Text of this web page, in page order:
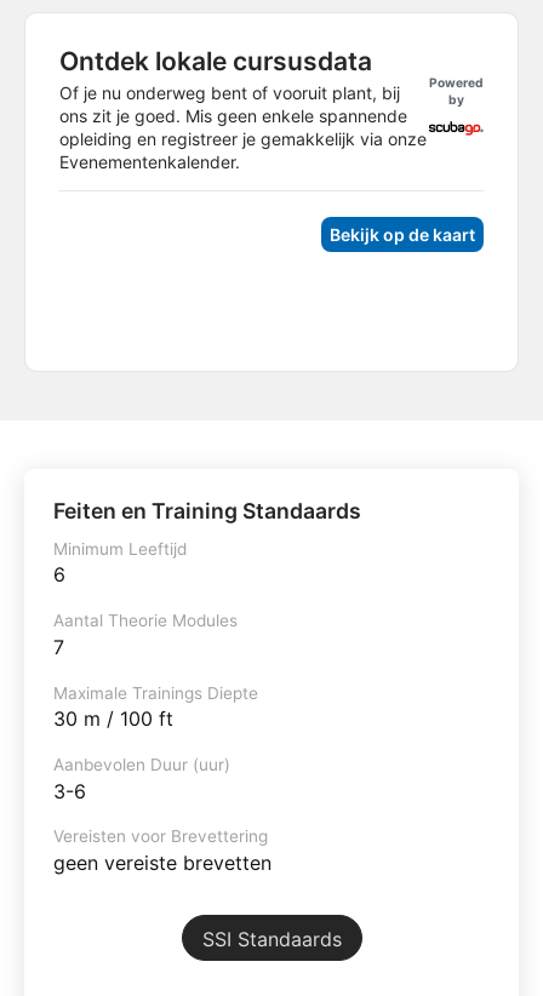
Ontdek lokale cursusdata
Of je nu onderweg bent of vooruit plant, bij
ons zit je goed. Mis geen enkele spannende
opleiding en registreer je gemakkelijk via onze
Evenementenkalender.
Powered
by
Bekijk op de kaart
Feiten en Training Standaards
Minimum Leeftijd
6
Aantal Theorie Modules
7
Maximale Trainings Diepte
30 m / 100 ft
Aanbevolen Duur (uur)
3-6
Vereisten voor Brevettering
geen vereiste brevetten
SSI Standaards